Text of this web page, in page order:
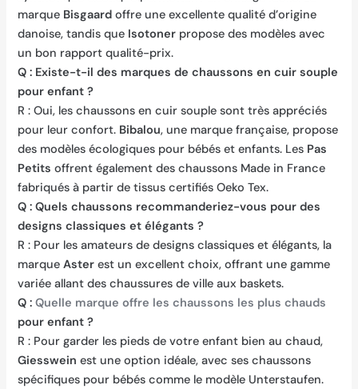
marque Bisgaard offre une excellente qualité d’origine
danoise, tandis que Isotoner propose des modèles avec
un bon rapport qualité-prix.
Q : Existe-t-il des marques de chaussons en cuir souple
pour enfant ?
R : Oui, les chaussons en cuir souple sont très appréciés
pour leur confort. Bibalou, une marque française, propose
des modèles écologiques pour bébés et enfants. Les Pas
Petits offrent également des chaussons Made in France
fabriqués à partir de tissus certifiés Oeko Tex.
Q : Quels chaussons recommanderiez-vous pour des
designs classiques et élégants ?
R : Pour les amateurs de designs classiques et élégants, la
marqueAster est un excellent choix, offrant une gamme
variée allant des chaussures de ville aux baskets.
Q :Quelle marque offre les chaussons les plus chauds
pour enfant ?
R : Pour garder les pieds de votre enfant bien au chaud,
Giesswein est une option idéale, avec ses chaussons
spécifiques pour bébés comme le modèle Unterstaufen.